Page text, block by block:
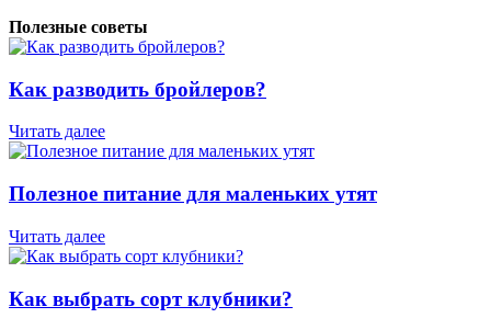
Полезные советы
Как разводить бройлеров?
Читать далее
Полезное питание для маленьких утят
Читать далее
Как выбрать сорт клубники?